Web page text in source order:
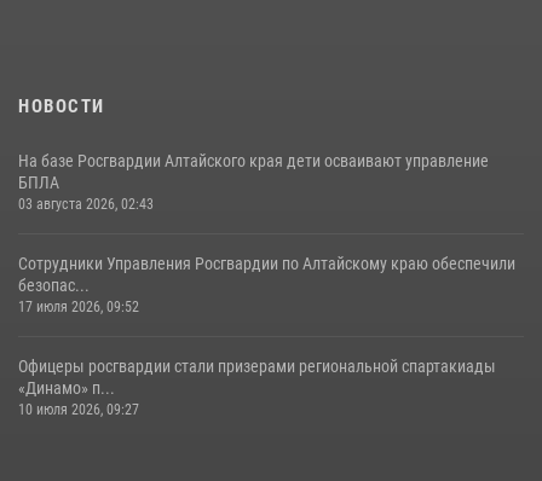
НОВОСТИ
На базе Росгвардии Алтайского края дети осваивают управление
БПЛА
03 августа 2026, 02:43
Сотрудники Управления Росгвардии по Алтайскому краю обеспечили
безопас...
17 июля 2026, 09:52
Офицеры росгвардии стали призерами региональной спартакиады
«Динамо» п...
10 июля 2026, 09:27